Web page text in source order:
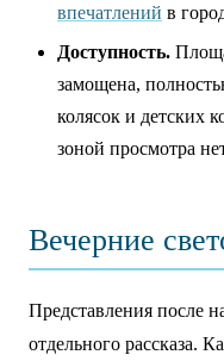
впечатлений в
Доступность.
замощена,
колясок и детских
зоной просмотра
Вечерние
Представления после
отдельного рассказа.